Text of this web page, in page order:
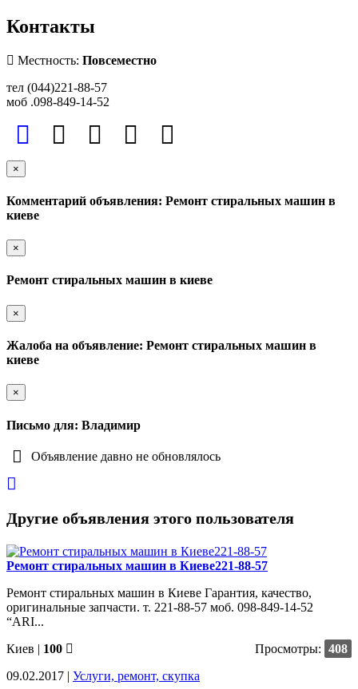
Контакты
Местность: Повсеместно
тел (044)221-88-57
моб .098-849-14-52
×
Комментарий объявления: Ремонт стиральных машин в
киеве
×
Ремонт стиральных машин в киеве
×
Жалоба на объявление: Ремонт стиральных машин в
киеве
×
Письмо для: Владимир
Объявление давно не обновлялось
Другие объявления этого пользователя
Ремонт стиральных машин в Киеве221-88-57
Ремонт стиральных машин в Киеве Гарантия, качество,
оригинальные запчасти. т. 221-88-57 моб. 098-849-14-52
“ARI...
Киев | 100 Просмотры: 408
09.02.2017 | Услуги, ремонт, скупка